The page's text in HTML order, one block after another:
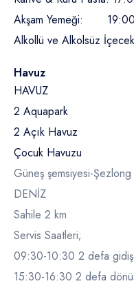
Akşam Yemeği:
Alkollü ve Alkolsüz
Havuz
HAVUZ
2 Aquapark
2 Açık Havuz
Çocuk Havuzu
Güneş şemsiyesi-Şezlong
DENİZ
Sahile 2 km
Servis Saatleri;
09:30-10:30 2 defa gidiş
15:30-16:30 2 defa